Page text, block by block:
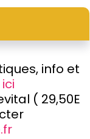
info et
ici
( 29,50E